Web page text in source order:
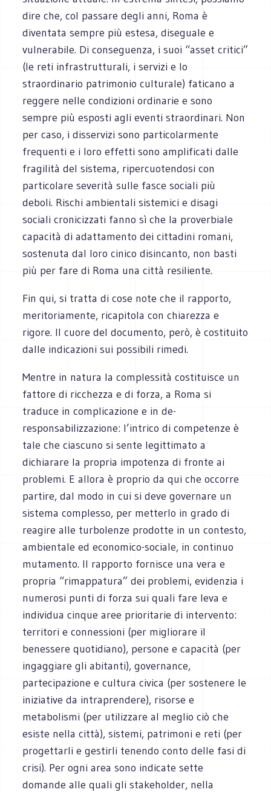
dire che, col passare degli anni, Roma è
diventata sempre più estesa, diseguale e
vulnerabile. Di conseguenza, i suoi “asset critici”
(le reti infrastrutturali, i servizi e lo
straordinario patrimonio culturale) faticano a
reggere nelle condizioni ordinarie e sono
sempre più esposti agli eventi straordinari. Non
per caso, i disservizi sono particolarmente
frequenti e i loro effetti sono amplificati dalle
fragilità del sistema, ripercuotendosi con
particolare severità sulle fasce sociali più
deboli. Rischi ambientali sistemici e disagi
sociali cronicizzati fanno sì che la proverbiale
capacità di adattamento dei cittadini romani,
sostenuta dal loro cinico disincanto, non basti
più per fare di Roma una città resiliente.
Fin qui, si tratta di cose note che il rapporto,
meritoriamente, ricapitola con chiarezza e
rigore. Il cuore del documento, però, è costituito
dalle indicazioni sui possibili rimedi.
Mentre in natura la complessità costituisce un
fattore di ricchezza e di forza, a Roma si
traduce in complicazione e in de-
responsabilizzazione: l’intrico di competenze è
tale che ciascuno si sente legittimato a
dichiarare la propria impotenza di fronte ai
problemi. E allora è proprio da qui che occorre
partire, dal modo in cui si deve governare un
sistema complesso, per metterlo in grado di
reagire alle turbolenze prodotte in un contesto,
ambientale ed economico-sociale, in continuo
mutamento. Il rapporto fornisce una vera e
propria “rimappatura” dei problemi, evidenzia i
numerosi punti di forza sui quali fare leva e
individua cinque aree prioritarie di intervento:
territori e connessioni (per migliorare il
benessere quotidiano), persone e capacità (per
ingaggiare gli abitanti), governance,
partecipazione e cultura civica (per sostenere le
iniziative da intraprendere), risorse e
metabolismi (per utilizzare al meglio ciò che
esiste nella città), sistemi, patrimoni e reti (per
progettarli e gestirli tenendo conto delle fasi di
crisi). Per ogni area sono indicate sette
domande alle quali gli stakeholder, nella